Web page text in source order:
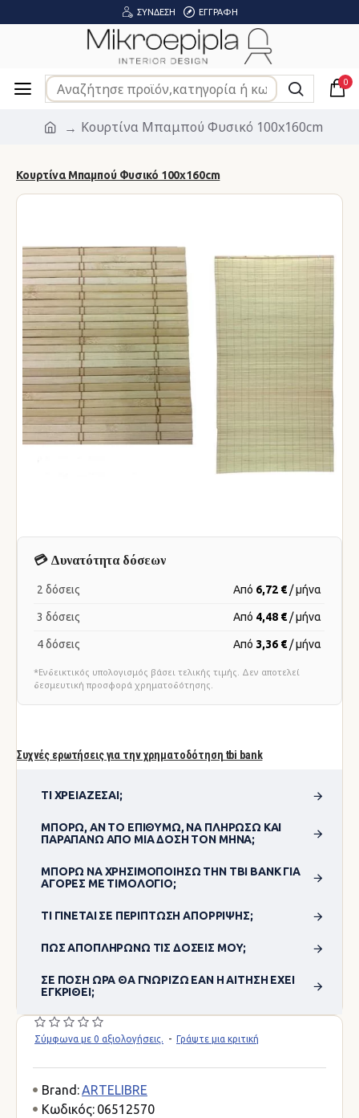
ΣΎΝΔΕΣΗ ΕΓΓΡΑΦΉ
0
Κουρτίνα Μπαμπού Φυσικό 100x160cm
Κουρτίνα Μπαμπού Φυσικό 100x160cm
Συχνές ερωτήσεις για την χρηματοδότηση tbi bank
ΤΙ ΧΡΕΙΆΖΕΣΑΙ;
ΜΠΟΡΏ, ΑΝ ΤΟ ΕΠΙΘΥΜΏ, ΝΑ ΠΛΗΡΏΣΩ ΚΑΙ
ΠΑΡΑΠΆΝΩ ΑΠΌ ΜΊΑ ΔΌΣΗ ΤΟΝ ΜΉΝΑ;
ΜΠΟΡΏ ΝΑ ΧΡΗΣΙΜΟΠΟΊΗΣΩ ΤΗΝ TBI BANK ΓΙΑ
ΑΓΟΡΈΣ ΜΕ ΤΙΜΟΛΌΓΙΟ;
ΤΙ ΓΊΝΕΤΑΙ ΣΕ ΠΕΡΊΠΤΩΣΗ ΑΠΌΡΡΙΨΗΣ;
ΠΏΣ ΑΠΟΠΛΗΡΏΝΩ ΤΙΣ ΔΌΣΕΙΣ ΜΟΥ;
ΣΕ ΠΌΣΗ ΏΡΑ ΘΑ ΓΝΩΡΊΖΩ ΕΆΝ Η ΑΊΤΗΣΗ ΈΧΕΙ
ΕΓΚΡΙΘΕΊ;
💳 Δυνατότητα δόσεων
2 δόσεις Από 6,72 € / μήνα
3 δόσεις Από 4,48 € / μήνα
4 δόσεις Από 3,36 € / μήνα
*Ενδεικτικός υπολογισμός βάσει τελικής τιμής. Δεν αποτελεί
δεσμευτική προσφορά χρηματοδότησης.
Σύμφωνα με 0 αξιολογήσεις. - Γράψτε μια κριτική
Brand:ARTELIBRE
Κωδικός: 06512570